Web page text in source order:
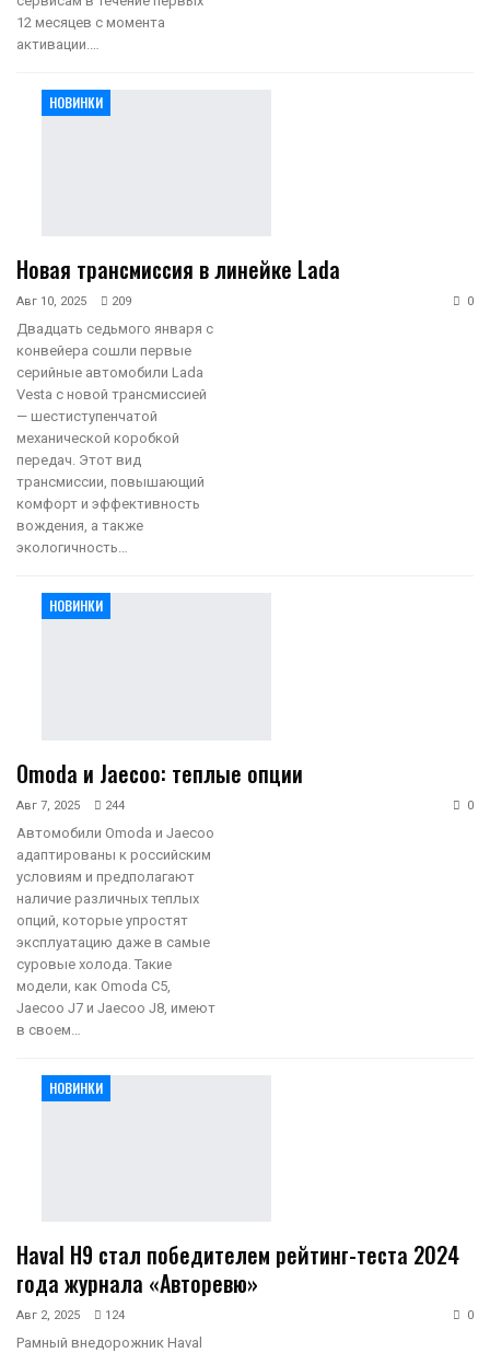
12 месяцев с момента
активации.…
НОВИНКИ
Новая трансмиссия в линейке Lada
Авг 10, 2025 209 0
Двадцать седьмого января с
конвейера сошли первые
серийные автомобили Lada
Vesta с новой трансмиссией
— шестиступенчатой
механической коробкой
передач. Этот вид
трансмиссии, повышающий
комфорт и эффективность
вождения, а также
экологичность…
НОВИНКИ
Omoda и Jaecoo: теплые опции
Авг 7, 2025 244 0
Автомобили Omoda и Jaecoo
адаптированы к российским
условиям и предполагают
наличие различных теплых
опций, которые упростят
эксплуатацию даже в самые
суровые холода. Такие
модели, как Omoda C5,
Jaecoo J7 и Jaecoo J8, имеют
в своем…
НОВИНКИ
Haval H9 стал победителем рейтинг-теста 2024
года журнала «Авторевю»
Авг 2, 2025 124 0
Рамный внедорожник Haval